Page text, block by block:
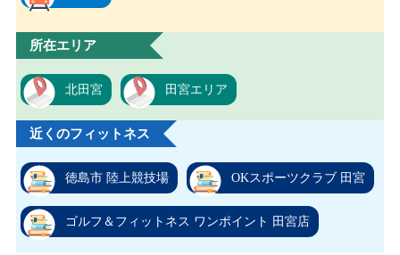
所在エリア
北田宮 田宮エリア
近くのフィットネス
徳島市 陸上競技場 OKスポーツクラブ 田宮
ゴルフ＆フィットネス ワンポイント 田宮店